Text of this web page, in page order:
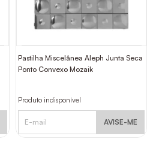
Pastilha Miscelânea Aleph Junta Seca
Ponto Convexo Mozaik
Produto indisponível
AVISE-ME